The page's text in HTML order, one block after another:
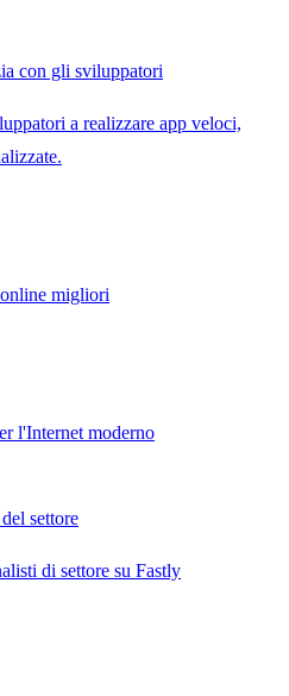
con gli sviluppatori
a realizzare app veloci,
migliori
l'Internet moderno
settore
di settore su Fastly